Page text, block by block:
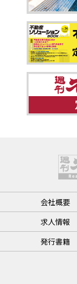
会社概要
求人情報
発行書籍